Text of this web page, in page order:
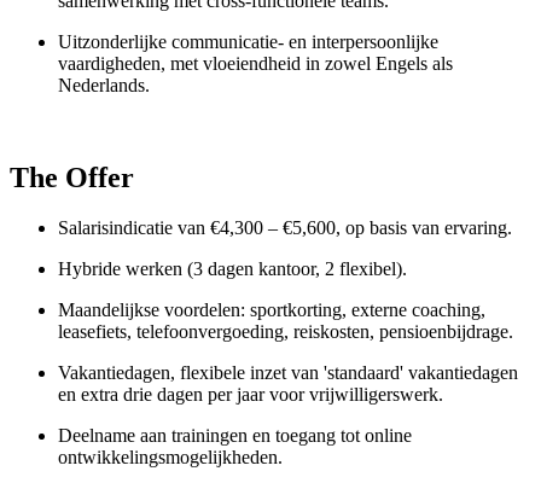
Uitzonderlijke communicatie- en interpersoonlijke
vaardigheden, met vloeiendheid in zowel Engels als
Nederlands.
The Offer
Salarisindicatie van €4,300 – €5,600, op basis van ervaring.
Hybride werken (3 dagen kantoor, 2 flexibel).
Maandelijkse voordelen: sportkorting, externe coaching,
leasefiets, telefoonvergoeding, reiskosten, pensioenbijdrage.
Vakantiedagen, flexibele inzet van 'standaard' vakantiedagen
en extra drie dagen per jaar voor vrijwilligerswerk.
Deelname aan trainingen en toegang tot online
ontwikkelingsmogelijkheden.